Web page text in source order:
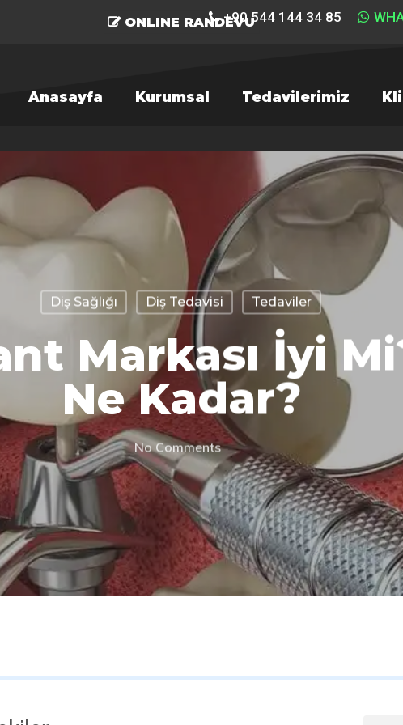
ONLINE RANDEVU+90 544 144 34 85
Anasayfa Kurumsal Tedavilerimiz
Diş Sağlığı Diş Tedavisi Tedaviler
Markası İyi
Ne Kadar?
No Comments